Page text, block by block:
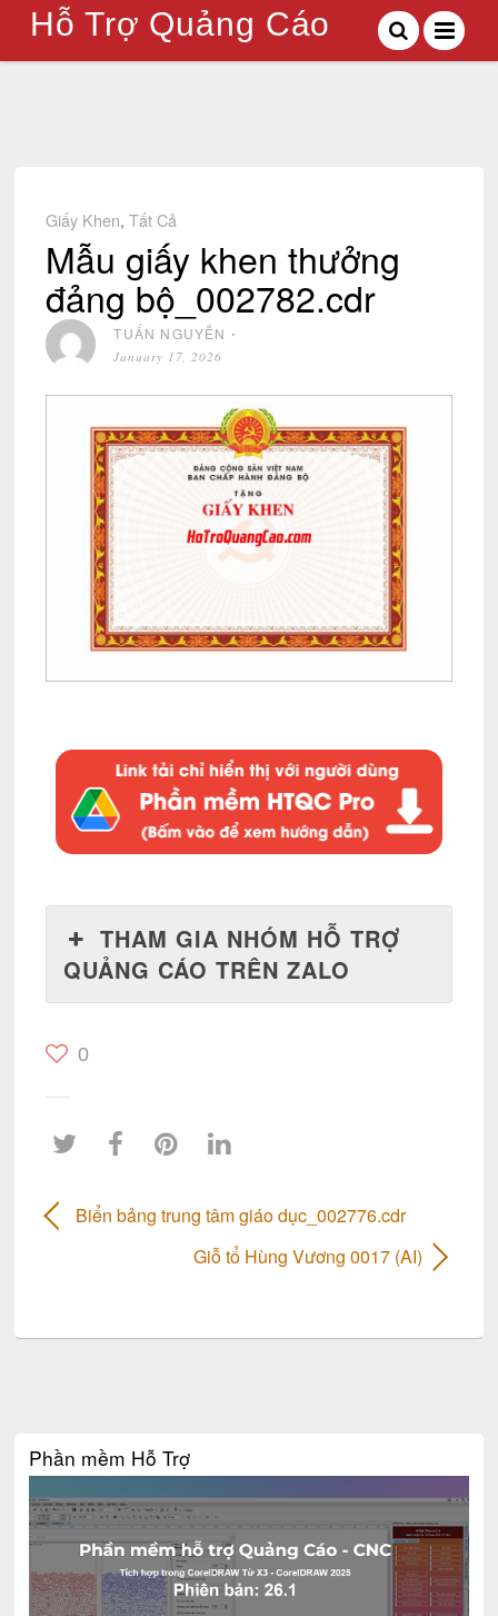
Hỗ Trợ Quảng Cáo
Giấy Khen,Tất Cả
Mẫu giấy khen thưởng
đảng bộ_002782.cdr
TUẤN NGUYỄN ⋅
January 17, 2026
THAM GIA NHÓM HỖ TRỢ
QUẢNG CÁO TRÊN ZALO
0
Biển bảng trung tâm giáo dục_002776.cdr
Giỗ tổ Hùng Vương 0017 (AI)
Phần mềm Hỗ Trợ